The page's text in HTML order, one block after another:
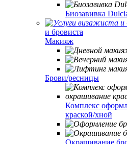
Биозавивка
и бровиста
Макияж
Брови/ресницы
Комплекс
краской/хной
Окрашивание